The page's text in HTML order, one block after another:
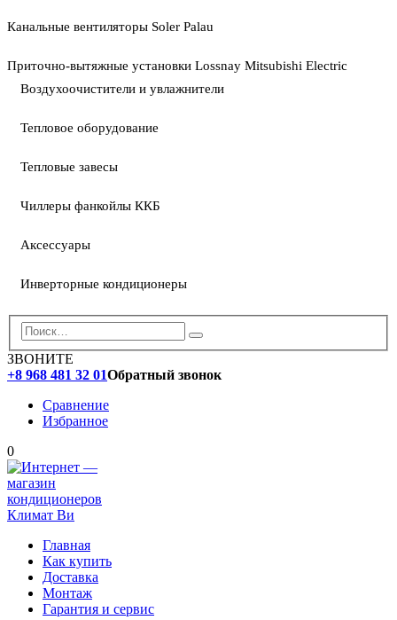
Канальные вентиляторы Soler Palau
Приточно-вытяжные установки Lossnay Mitsubishi Electric
Воздухоочистители и увлажнители
Тепловое оборудование
Тепловые завесы
Чиллеры фанкойлы ККБ
Аксессуары
Инверторные кондиционеры
ЗВОНИТЕ
+8 968 481 32 01Обратный звонок
Сравнение
Избранное
0
Главная
Как купить
Доставка
Монтаж
Гарантия и сервис